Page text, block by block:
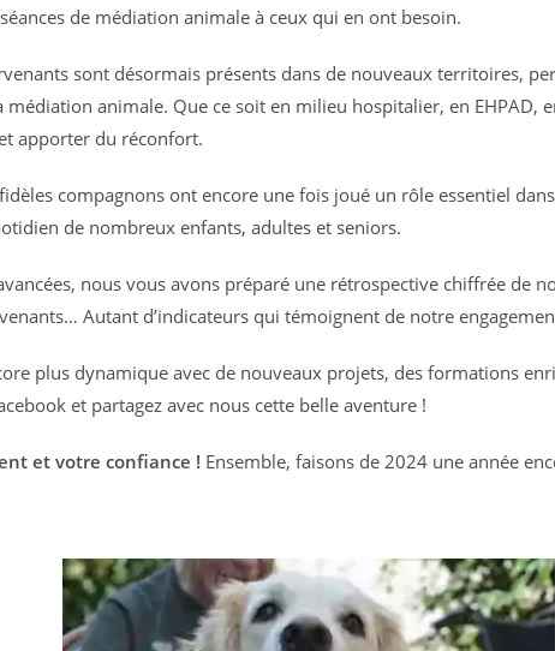
de médiation animale à ceux qui en ont besoin.
sont désormais présents dans de nouveaux territoires,
animale. Que ce soit en milieu hospitalier, en EHPAD,
apporter du réconfort.
compagnons ont encore une fois joué un rôle essentiel
de nombreux enfants, adultes et seniors.
nous vous avons préparé une rétrospective chiffrée de
Autant d’indicateurs qui témoignent de notre
plus dynamique avec de nouveaux projets, des formations
et partagez avec nous cette belle aventure !
et votre confiance ! Ensemble, faisons de 2024 une année